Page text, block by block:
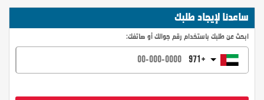
ساعدنا لإيجاد طلبك
ابحث عن طلبك باستخدام رقم جوالك أو هاتفك: